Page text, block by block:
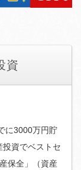
資
に3000万円貯
資でベストセ
保全」（資産